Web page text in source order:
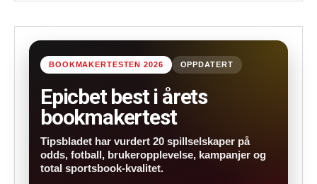
BOOKMAKERTESTEN 2026 OPPDATERT
Epicbet best i årets
bookmakertest
Tipsbladet har vurdert 20 spillselskaper på
odds, fotball, brukeropplevelse, kampanjer og
total sportsbook-kvalitet.